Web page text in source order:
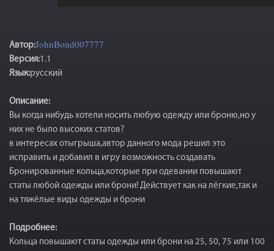
Автор:JohnBond007777
Версия:1.1
Язык:русский
Описание:
Вы когда нибудь хотели носить любую одежду или броню,но у
них не было высоких статов?
в интересах отыгрыша,автор данного мода решил это
исправить и добавил в игру возможность создавать
Бронированные кольца,которые при одевании повышают
статы любой одежды или брони! Действует как на лёгкие,так и
на тяжёлые виды одежды и брони
Подробнее:
Кольца повышают статы одежды или брони на 25, 50, 75 или 100